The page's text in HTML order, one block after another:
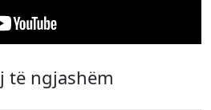
të ngjashëm